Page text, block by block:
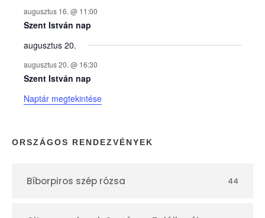
e
k
n
a
p
augusztus 16. @ 11:00
Szent István nap
augusztus 20.
augusztus 20. @ 16:30
Szent István nap
Naptár megtekintése
ORSZÁGOS RENDEZVÉNYEK
Bíborpiros szép rózsa 44